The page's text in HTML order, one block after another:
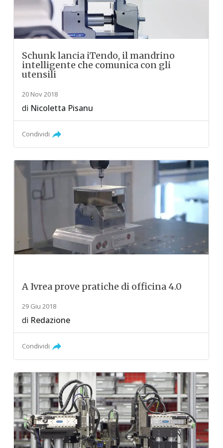
Schunk lancia iTendo, il mandrino
intelligente che comunica con gli
utensili
20 Nov 2018
di Nicoletta Pisanu
Condividi
A Ivrea prove pratiche di officina 4.0
29 Giu 2018
di Redazione
Condividi